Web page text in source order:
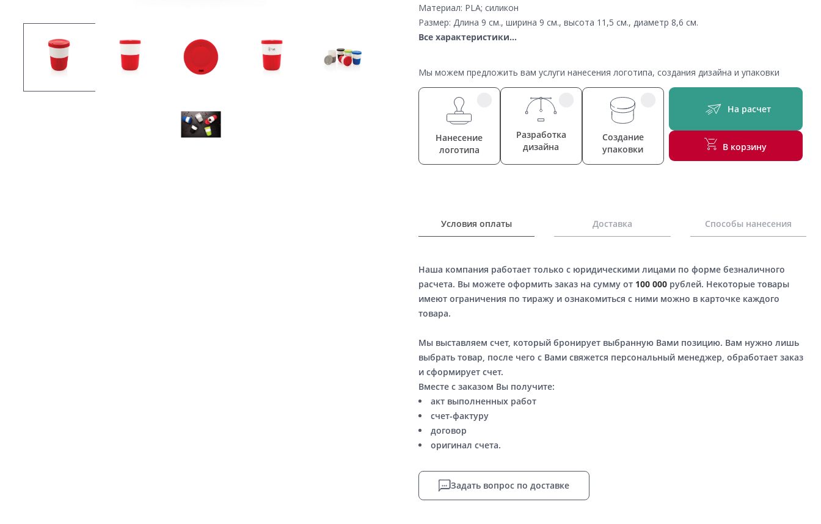
Материал: PLA; силикон
Размер: Длина 9 см., ширина 9 см., высота 11,5 см., диаметр 8,6 см.
Все характеристики...
Мы можем предложить вам услуги нанесения логотипа, создания дизайна и упаковки
Нанесение
логотипа
Разработка
дизайна
Создание
упаковки
На расчет
В корзину
Условия оплаты Доставка Способы нанесения
Наша компания работает только с юридическими лицами по форме безналичного
расчета. Вы можете оформить заказ на сумму от 100 000рублей. Некоторые товары
имеют ограничения по тиражу и ознакомиться с ними можно в карточке каждого
товара.
Мы выставляем счет, который бронирует выбранную Вами позицию. Вам нужно лишь
выбрать товар, после чего с Вами свяжется персональный менеджер, обработает заказ
и сформирует счет.
Вместе с заказом Вы получите:
акт выполненных работ
счет-фактуру
договор
оригинал счета.
Задать вопрос по доставке